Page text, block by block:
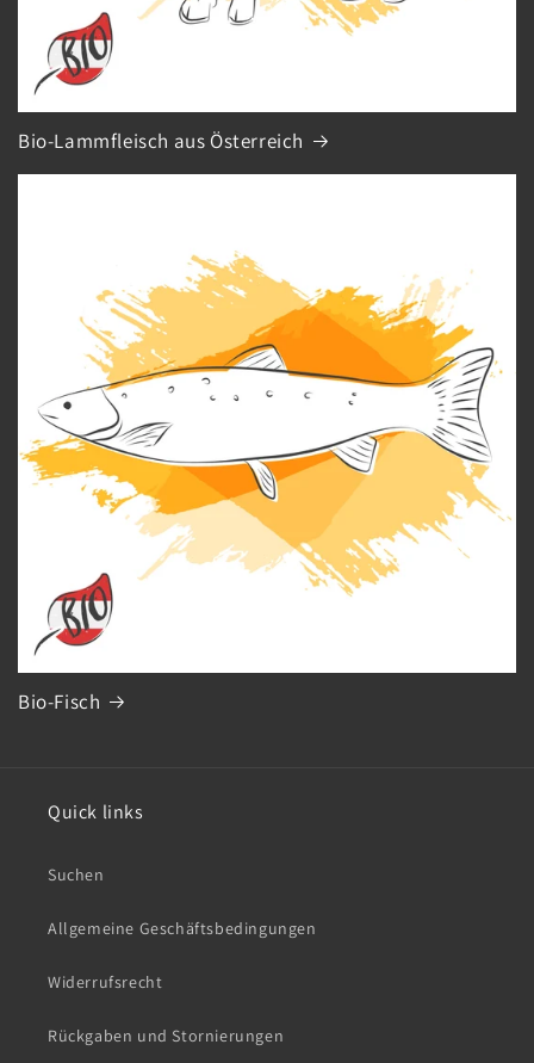
Bio-Lammfleisch aus Österreich
Bio-Fisch
Quick links
Suchen
Allgemeine Geschäftsbedingungen
Widerrufsrecht
Rückgaben und Stornierungen